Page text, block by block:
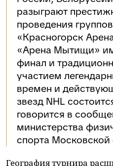
разыграют
проведения
«Красногорск
«Арена Мытищи»
финал и
участием
времен и
звезд NHL
говорится в
министерства
спорта Московской
География турнира